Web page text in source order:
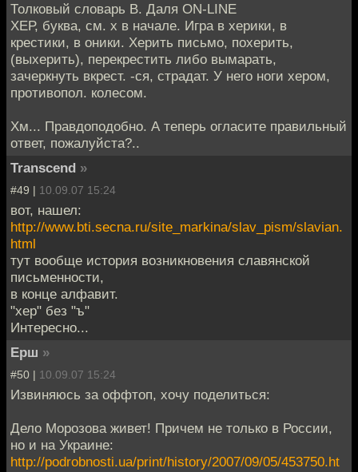
Толковый словарь В. Даля ON-LINE
ХЕР, буква, см. х в начале. Игра в херики, в
крестики, в оники. Херить письмо, похерить,
(выхерить), перекрестить либо вымарать,
зачеркнуть вкрест. -ся, страдат. У него ноги хером,
противопол. колесом.
Хм... Правдоподобно. А теперь огласите правильный
ответ, пожалуйста?..
Transcend »
#49 | 10.09.07 15:24
вот, нашел:
http://www.bti.secna.ru/site_markina/slav_pism/slavian.
html
тут вообще история возникновения славянской
письменности,
в конце алфавит.
"хер" без "ъ"
Интересно...
Ерш »
#50 | 10.09.07 15:24
Извиняюсь за оффтоп, хочу поделиться:
Дело Морозова живет! Причем не только в России,
но и на Украине:
http://podrobnosti.ua/print/history/2007/09/05/453750.ht